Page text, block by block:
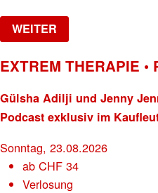
WEITER
EXTREM THERAPIE •
Gülsha Adilji und Jenny
Podcast exklusiv im
Sonntag, 23.08.2026
abCHF 34
Verlosung